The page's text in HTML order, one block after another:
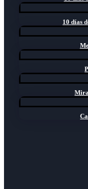
10 días